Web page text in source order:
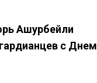
Ашурбейли
с Днем